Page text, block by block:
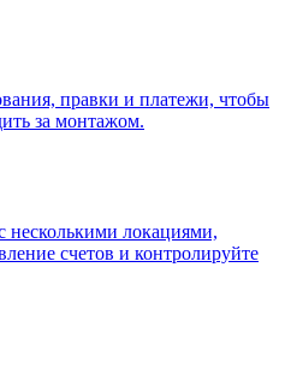
правки и платежи, чтобы
за монтажом.
несколькими локациями,
счетов и контролируйте